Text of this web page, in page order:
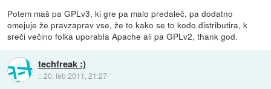
Potem maš pa GPLv3, ki gre pa malo predaleč, pa dodatno
omejuje že pravzaprav vse, že to kako se to kodo distributira, k
sreči večino folka uporabla Apache ali pa GPLv2, thank god.
techfreak :)
::20. feb 2011, 21:27